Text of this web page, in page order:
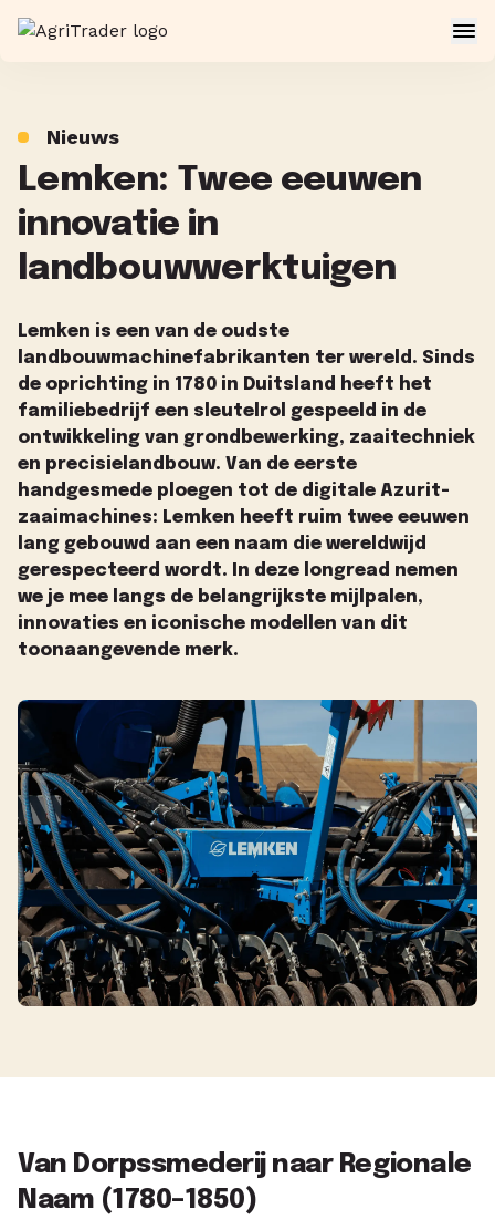
Nieuws
Lemken: Twee eeuwen
innovatie in
landbouwwerktuigen
Lemken is een van de oudste
landbouwmachinefabrikanten ter wereld. Sinds
de oprichting in 1780 in Duitsland heeft het
familiebedrijf een sleutelrol gespeeld in de
ontwikkeling van grondbewerking, zaaitechniek
en precisielandbouw. Van de eerste
handgesmede ploegen tot de digitale Azurit-
zaaimachines: Lemken heeft ruim twee eeuwen
lang gebouwd aan een naam die wereldwijd
gerespecteerd wordt. In deze longread nemen
we je mee langs de belangrijkste mijlpalen,
innovaties en iconische modellen van dit
toonaangevende merk.
Van Dorpssmederij naar Regionale
Naam (1780–1850)